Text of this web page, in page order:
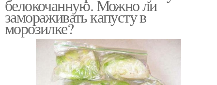
белокочанную. Можно ли
замораживать капусту в
морозилке?